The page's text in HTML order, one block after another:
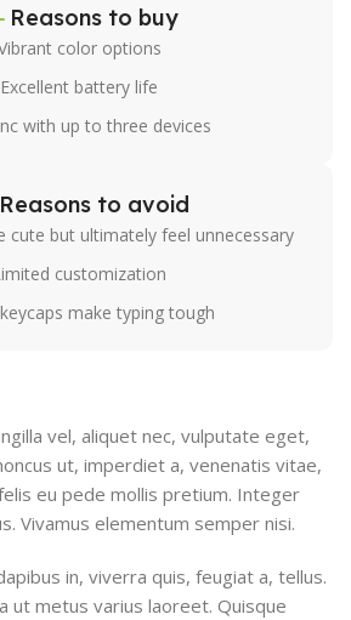
Reasons to buy
color options
Excellent battery life
with up to three devices
Reasons to avoid
cute but ultimately feel unnecessary
customization
make typing tough
vel, aliquet nec, vulputate eget,
ut, imperdiet a, venenatis vitae,
eu pede mollis pretium. Integer
Vivamus elementum semper nisi.
in, viverra quis, feugiat a, tellus.
ut metus varius laoreet. Quisque